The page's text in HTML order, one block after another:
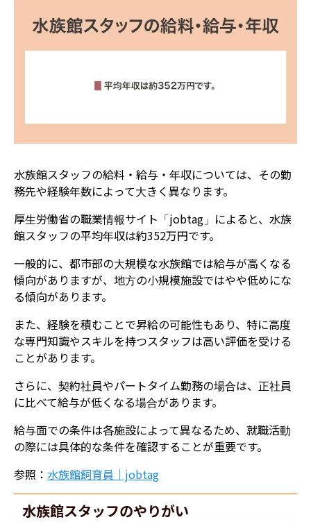
水族館スタッフの給料・給与・年収については、その勤
務先や経験年数によって大きく異なります。
厚生労働省の職業情報サイト「jobtag」によると、水族
館スタッフの平均年収は約352万円です。
一般的に、都市部の大規模な水族館では給与が高くなる
傾向がありますが、地方の小規模施設ではやや低めにな
る傾向があります。
また、経験を積むことで昇給の可能性もあり、特に高度
な専門知識やスキルを持つスタッフは高い評価を受ける
ことがあります。
さらに、契約社員やパートタイム勤務の場合は、正社員
に比べて給与が低くなる場合があります。
給与面での条件は各施設によって異なるため、就職活動
の際には具体的な条件を確認することが重要です。
参照： 水族館飼育員｜jobtag
水族館スタッフのやりがい